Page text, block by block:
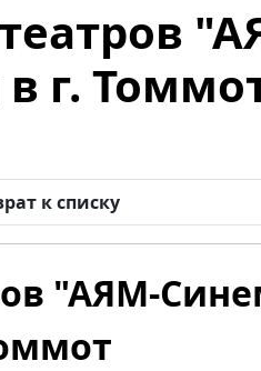
г.
к списку
"АЯМ-